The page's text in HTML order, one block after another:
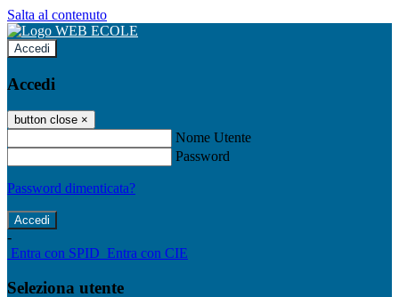
Salta al contenuto
Accedi
Accedi
button close ×
Nome Utente
Password
Password dimenticata?
-
Entra con SPID Entra con CIE
Seleziona utente